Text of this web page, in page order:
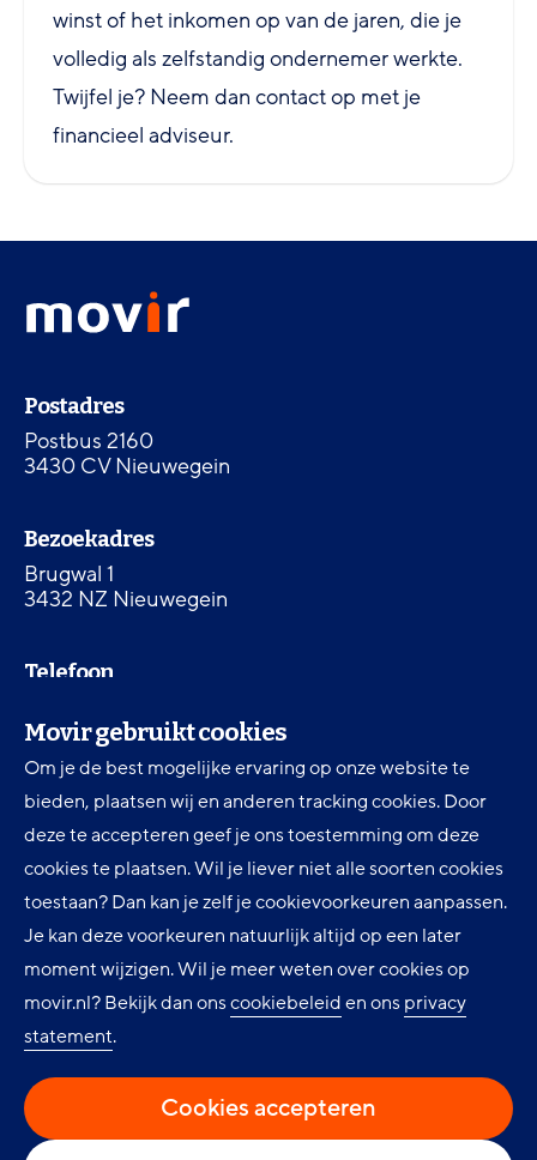
Movir gebruikt cookies
Om je de best mogelijke ervaring op onze website te
bieden, plaatsen wij en anderen tracking cookies. Door
deze te accepteren geef je ons toestemming om deze
cookies te plaatsen. Wil je liever niet alle soorten cookies
toestaan? Dan kan je zelf je cookievoorkeuren aanpassen.
Je kan deze voorkeuren natuurlijk altijd op een later
moment wijzigen. Wil je meer weten over cookies op
movir.nl? Bekijk dan onscookiebeleiden onsprivacy
statement.
Cookies accepteren
winst of het inkomen op van de jaren, die je
volledig als zelfstandig ondernemer werkte.
Twijfel je? Neem dan contact op met je
financieel adviseur.
menu
Movir
-
de
homepagina
Contactinformatie
Postadres
Postbus 2160
3430 CV Nieuwegein
Bezoekadres
Brugwal 1
3432 NZ Nieuwegein
Telefoon
Digitale toegankelijkheid
Movir Momentum AOV
Ervaringen en inspiratie
Klantenservice
Over Movir
Nieuws
Privacy
Cookie instellingen